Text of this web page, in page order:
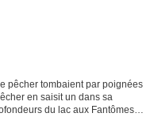
pêcher tombaient par poignées
en saisit un dans sa
du lac aux Fantômes.